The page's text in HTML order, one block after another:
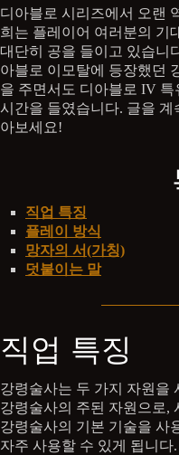
디아블로 시리즈에서 오랜
희는 플레이어 여러분의 기
대단히 공을 들이고 있습니
아블로 이모탈에 등장했던
을 주면서도 디아블로 IV
시간을 들였습니다. 글을
아보세요!
직업 특징
플레이 방식
망자의 서(가칭)
덧붙이는 말
직업 특징
강령술사는 두 가지 자원을
강령술사의 주된 자원으로,
강령술사의 기본 기술을 사
자주 사용할 수 있게 됩니